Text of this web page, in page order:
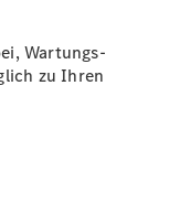
Wartungs-
zu Ihren